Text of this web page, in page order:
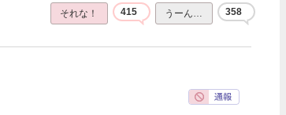
それな！ 415 うーん… 358